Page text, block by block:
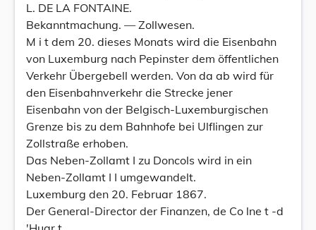
L. DE LA FONTAINE.
Bekanntmachung. — Zollwesen.
M i t dem 20. dieses Monats wird die Eisenbahn
von Luxemburg nach Pepinster dem öffentlichen
Verkehr Übergebell werden. Von da ab wird für
den Eisenbahnverkehr die Strecke jener
Eisenbahn von der Belgisch-Luxemburgischen
Grenze bis zu dem Bahnhofe bei Ulflingen zur
Zollstraße erhoben.
Das Neben-Zollamt I zu Doncols wird in ein
Neben-Zollamt I I umgewandelt.
Luxemburg den 20. Februar 1867.
Der General-Director der Finanzen, de Co lne t -d